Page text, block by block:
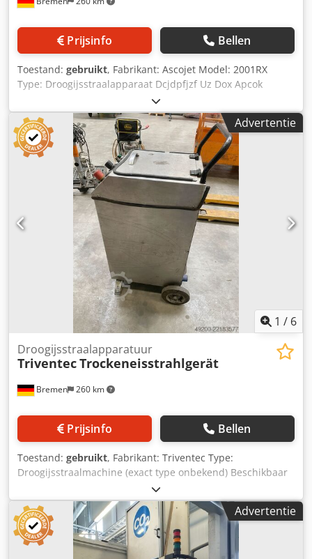
btw.
Prijsinfo Bellen
Toestand: gebruikt, Fabrikant: Ascojet Model: 2001RX
Type: Droogijsstraalapparaat Dcjdpfjzf Uz Dox Apcok
Bedrijfsdruk: tot 10 bar Luchtverbruik: ca. 3–6 m³/min
Droogijsverbruik: 20–80 kg/u Bedrijfsuren: 481
Advertentie
1 / 6
Bremen 260 km
Droogijsstraalapparatuur
TriventecTrockeneisstrahlgerät
Prijsinfo Bellen
Toestand: gebruikt, Fabrikant: Triventec Type:
Droogijsstraalmachine (exact type onbekend) Beschikbaar
aantal: 2 stuks Toestand: gebruikt Dcsdpszf Uy Hjfx Apcok
Toepassing: Reiniging en oppervlaktebehandeling door
middel van droogijsstralen
Advertentie